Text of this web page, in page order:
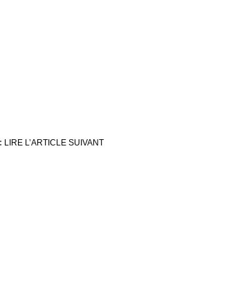
LIRE L’ARTICLE SUIVANT